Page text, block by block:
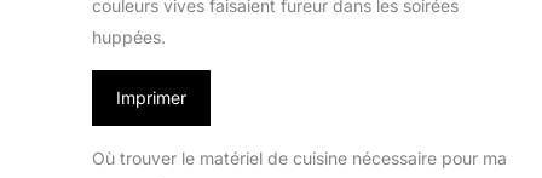
couleurs vives faisaient fureur dans les soirées
huppées.
Imprimer
Où trouver le matériel de cuisine nécessaire pour ma